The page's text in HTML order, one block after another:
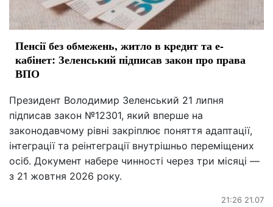
Пенсії без обмежень, житло в кредит та е-
кабінет: Зеленський підписав закон про права
ВПО
Президент Володимир Зеленський 21 липня
підписав закон №12301, який вперше на
законодавчому рівні закріплює поняття адаптації,
інтеграції та реінтеграції внутрішньо переміщених
осіб. Документ набере чинності через три місяці —
з 21 жовтня 2026 року.
21:26 21.07